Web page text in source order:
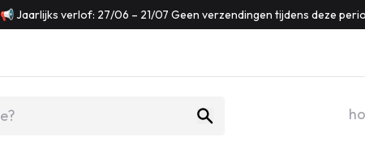
📢 Jaarlijks verlof: 27/06 – 21/07 Geen verzendingen tijdens deze